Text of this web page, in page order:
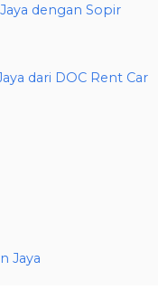
dengan Sopir
dari DOC Rent Car
Jaya